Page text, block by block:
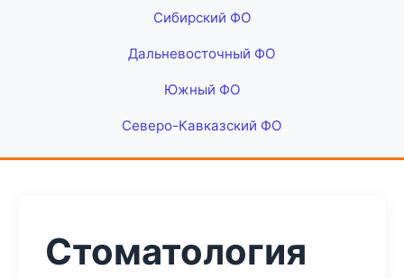
Сибирский ФО
Дальневосточный ФО
Южный ФО
Северо-Кавказский ФО
Стоматология